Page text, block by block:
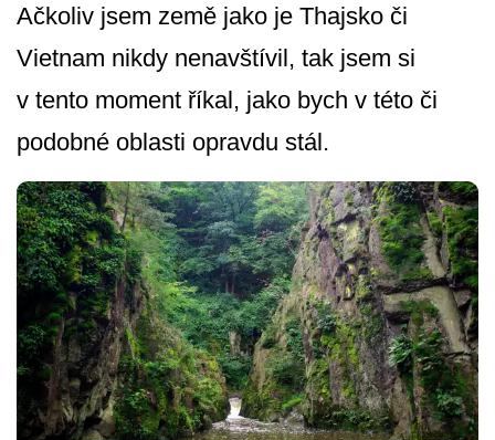
Ačkoliv jsem země jako je Thajsko či
Vietnam nikdy nenavštívil, tak jsem si
v tento moment říkal, jako bych v této či
podobné oblasti opravdu stál.